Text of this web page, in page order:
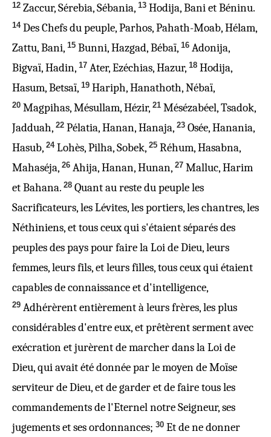
12 Zaccur, Sérebia, Sébania, 13 Hodija, Bani et Béninu.
14 Des Chefs du peuple, Parhos, Pahath-Moab, Hélam,
Zattu, Bani, 15 Bunni, Hazgad, Bébaï, 16 Adonija,
Bigvaï, Hadin, 17 Ater, Ezéchias, Hazur, 18 Hodija,
Hasum, Betsaï, 19 Hariph, Hanathoth, Nébaï,
20 Magpihas, Mésullam, Hézir, 21 Mésézabéel, Tsadok,
Jadduah, 22 Pélatia, Hanan, Hanaja, 23 Osée, Hanania,
Hasub, 24 Lohès, Pilha, Sobek, 25 Réhum, Hasabna,
Mahaséja, 26 Ahija, Hanan, Hunan, 27 Malluc, Harim
et Bahana. 28 Quant au reste du peuple les
Sacrificateurs, les Lévites, les portiers, les chantres, les
Néthiniens, et tous ceux qui s'étaient séparés des
peuples des pays pourfairela Loi de Dieu, leurs
femmes, leurs fils, et leurs filles, tous ceux qui étaient
capables de connaissance et d'intelligence,
29 Adhérèrent entièrement à leurs frères, les plus
considérables d'entre eux, et prêtèrent serment avec
exécration et jurèrent de marcher dans la Loi de
Dieu, qui avait été donnée par le moyen de Moïse
serviteur de Dieu, et de garder et de faire tous les
commandements de l'Eternel notre Seigneur, ses
jugements et ses ordonnances; 30 Et de ne donner